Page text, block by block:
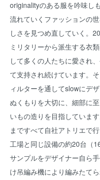
originalityのある服を吟味し
流れていくファッションの
しさを見つめ直していく。
ミリタリーから派生する衣
して多くの人たちに愛され
て支持され続けています。
ィルターを通してslowにデ
ぬくもりを大切に、細部に
いもの造りを目指していま
まですべて自社アトリエで
工場と同じ設備の約20台（
サンプルをデザイナー自ら
け吊編み機により編みたて